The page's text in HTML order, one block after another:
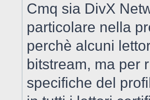
Cmq sia DivX
particolare nella
perchè alcuni
bitstream, ma per
specifiche del